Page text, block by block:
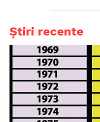
Știri recente